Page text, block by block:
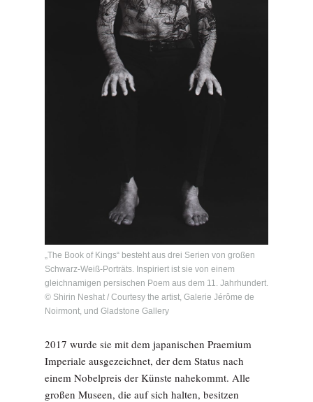
„The Book of Kings“ besteht aus drei Serien von großen
Schwarz­-Weiß­-Porträts. Inspiriert ist sie von einem
gleichna­migen persischen Poem aus dem 11. Jahrhundert.
© Shirin Neshat / Courtesy the artist, Galerie Jérôme de
Noirmont, und Gladstone Gallery
2017 wurde sie mit dem japanischen Praemium
Imperiale ausgezeichnet, der dem Status nach
einem Nobelpreis der Künste nahekommt. Alle
großen Museen, die auf sich halten, besitzen